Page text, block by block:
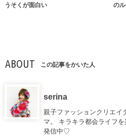
うそくが面白い
の
ABOUT この記事をかいた人
serina
親子ファッションクリエ
マ。 キラキラ都会ライフ
発信中♡